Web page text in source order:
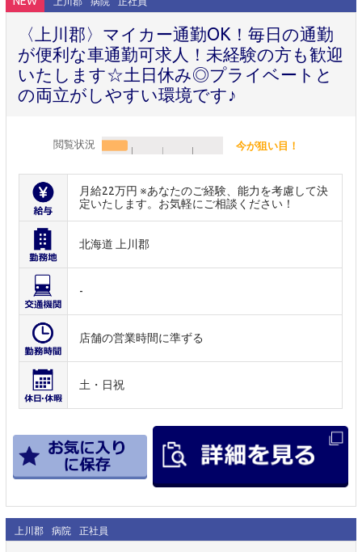
〈上川郡〉マイカー通勤OK！毎日の通勤
が便利な車通勤可求人！未経験の方も歓迎
いたします☆土日休み◎プライベートと
の両立がしやすい環境です♪
閲覧状況 今が狙い目！
月給22万円 ※あなたのご経験、能力を考慮して決
定いたします。お気軽にご相談ください！
北海道 上川郡
-
店舗の営業時間に準ずる
土・日祝
上川郡 病院 正社員